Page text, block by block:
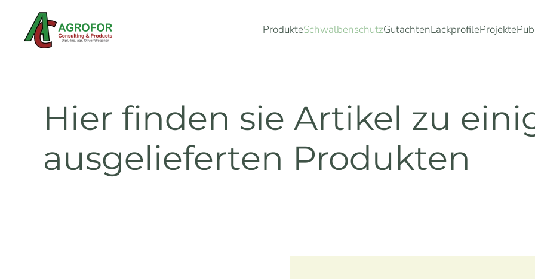
Zum Hauptinhalt springen ProdukteSchwalbenschutzGutachtenLackprofileProjekte
Hier finden sie Artikel zu
ausgelieferten Produkten